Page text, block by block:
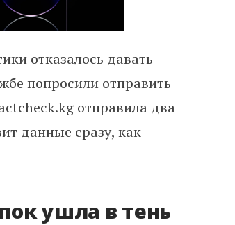
отказалось давать
попросили отправить
отправила два
данные сразу, как
ушла в тень